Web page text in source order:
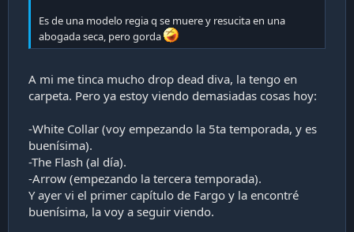
Es de una modelo regia q se muere y resucita en una
abogada seca, pero gorda
A mi me tinca mucho drop dead diva, la tengo en
carpeta. Pero ya estoy viendo demasiadas cosas hoy:
-White Collar (voy empezando la 5ta temporada, y es
buenísima).
-The Flash (al día).
-Arrow (empezando la tercera temporada).
Y ayer vi el primer capítulo de Fargo y la encontré
buenísima, la voy a seguir viendo.